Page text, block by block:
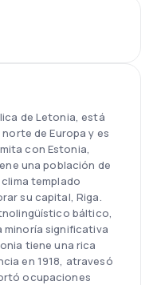
de Letonia, está
de Europa y es
con Estonia,
una población de
templado
su capital, Riga.
báltico,
minoría significativa
tiene una rica
en 1918, atravesó
ocupaciones